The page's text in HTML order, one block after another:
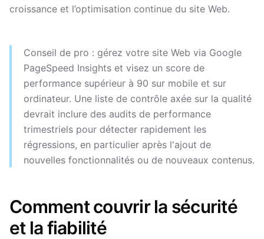
croissance et l’optimisation continue du site Web.
Conseil de pro : gérez votre site Web via Google
PageSpeed ​​Insights et visez un score de
performance supérieur à 90 sur mobile et sur
ordinateur. Une liste de contrôle axée sur la qualité
devrait inclure des audits de performance
trimestriels pour détecter rapidement les
régressions, en particulier après l'ajout de
nouvelles fonctionnalités ou de nouveaux contenus.
Comment couvrir la sécurité
et la fiabilité